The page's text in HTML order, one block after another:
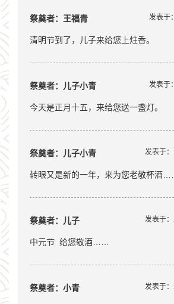
祭奠者：王福青 发表于
清明节到了，儿子来给您上炷香。
祭奠者：儿子小青 发表于
今天是正月十五，来给您送一盏灯。
祭奠者：儿子小青 发表于
转眼又是新的一年，来为您老敬杯酒
祭奠者：儿子 发表于
中元节 给您敬酒……
祭奠者：小青 发表于